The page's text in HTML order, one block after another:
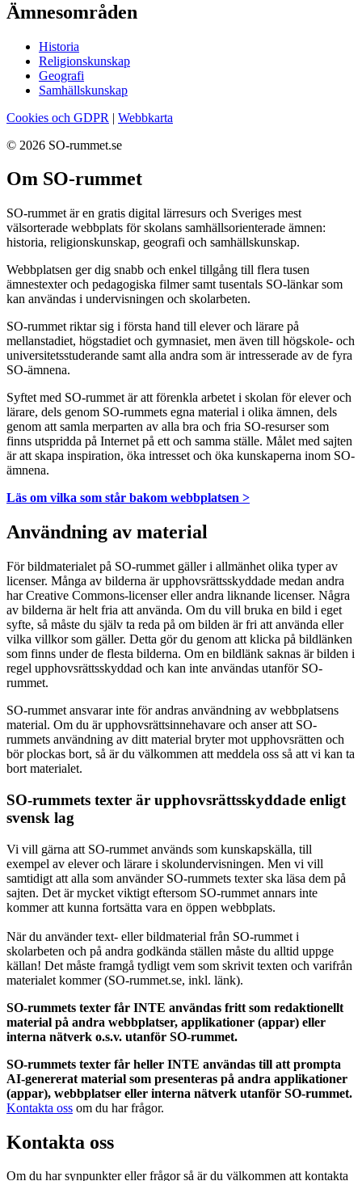
Ämnesområden
Historia
Religionskunskap
Geografi
Samhällskunskap
Cookies och GDPR | Webbkarta
© 2026 SO-rummet.se
Om SO-rummet
SO-rummet är en gratis digital lärresurs och Sveriges mest
välsorterade webbplats för skolans samhällsorienterade ämnen:
historia, religionskunskap, geografi och samhällskunskap.
Webbplatsen ger dig snabb och enkel tillgång till flera tusen
ämnestexter och pedagogiska filmer samt tusentals SO-länkar som
kan användas i undervisningen och skolarbeten.
SO-rummet riktar sig i första hand till elever och lärare på
mellanstadiet, högstadiet och gymnasiet, men även till högskole- och
universitetsstuderande samt alla andra som är intresserade av de fyra
SO-ämnena.
Syftet med SO-rummet är att förenkla arbetet i skolan för elever och
lärare, dels genom SO-rummets egna material i olika ämnen, dels
genom att samla merparten av alla bra och fria SO-resurser som
finns utspridda på Internet på ett och samma ställe. Målet med sajten
är att skapa inspiration, öka intresset och öka kunskaperna inom SO-
ämnena.
Läs om vilka som står bakom webbplatsen >
Användning av material
För bildmaterialet på SO-rummet gäller i allmänhet olika typer av
licenser. Många av bilderna är upphovsrättsskyddade medan andra
har Creative Commons-licenser eller andra liknande licenser. Några
av bilderna är helt fria att använda. Om du vill bruka en bild i eget
syfte, så måste du själv ta reda på om bilden är fri att använda eller
vilka villkor som gäller. Detta gör du genom att klicka på bildlänken
som finns under de flesta bilderna. Om en bildlänk saknas är bilden i
regel upphovsrättsskyddad och kan inte användas utanför SO-
rummet.
SO-rummet ansvarar inte för andras användning av webbplatsens
material. Om du är upphovsrättsinnehavare och anser att SO-
rummets användning av ditt material bryter mot upphovsrätten och
bör plockas bort, så är du välkommen att meddela oss så att vi kan ta
bort materialet.
SO-rummets texter är upphovsrättsskyddade enligt
svensk lag
Vi vill gärna att SO-rummet används som kunskapskälla, till
exempel av elever och lärare i skolundervisningen. Men vi vill
samtidigt att alla som använder SO-rummets texter ska läsa dem på
sajten. Det är mycket viktigt eftersom SO-rummet annars inte
kommer att kunna fortsätta vara en öppen webbplats.
När du använder text- eller bildmaterial från SO-rummet i
skolarbeten och på andra godkända ställen måste du alltid uppge
källan! Det måste framgå tydligt vem som skrivit texten och varifrån
materialet kommer (SO-rummet.se, inkl. länk).
SO-rummets texter får INTE användas fritt som redaktionellt
material på andra webbplatser, applikationer (appar) eller
interna nätverk o.s.v. utanför SO-rummet.
SO-rummets texter får heller INTE användas till att prompta
AI-genererat material som presenteras på andra applikationer
(appar), webbplatser eller interna nätverk utanför SO-rummet.
Kontakta oss om du har frågor.
Kontakta oss
Om du har synpunkter eller frågor så är du välkommen att kontakta